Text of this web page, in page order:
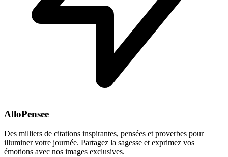
AlloPensee
Des milliers de citations inspirantes, pensées et proverbes pour
illuminer votre journée. Partagez la sagesse et exprimez vos
émotions avec nos images exclusives.